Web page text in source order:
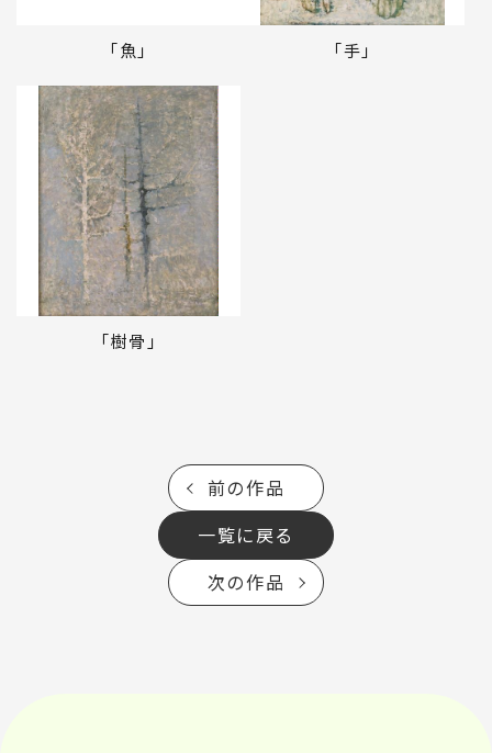
「魚」 「手」
「樹骨」
前の作品
一覧に戻る
次の作品